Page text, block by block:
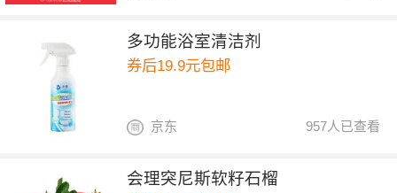
多功能浴室清洁剂
券后19.9元包邮
957人已查看
京东
会理突尼斯软籽石榴